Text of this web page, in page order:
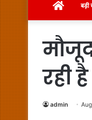
Homeबड़ी
रही
admin